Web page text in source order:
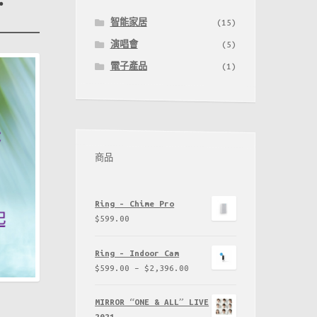
智能家居 (15)
演唱會 (5)
電子產品 (1)
商品
Ring - Chime Pro
$599.00
Ring - Indoor Cam
$599.00 – $2,396.00
MIRROR “ONE & ALL” LIVE